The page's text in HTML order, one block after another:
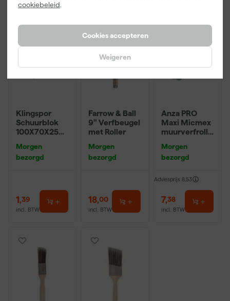
cookiebeleid.
Cookies accepteren
Weigeren
Klingspor
Schuurblok
100X70X25m
P220
Morgen
bezorgd
1,39
incl. BTW
Farrow & Ball
9" Verfbeugel
met Roller
Morgen
bezorgd
18,00
incl. BTW
Anza PRO
Maxi Micmex
muurverfrolle
Morgen
bezorgd
Adviesprijs 8,53
7,38
incl. BTW